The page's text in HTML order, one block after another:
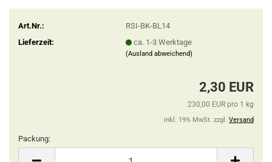
Art.Nr.:
RSI-BK-BL14
Lieferzeit:
ca. 1-3 Werktage
(Ausland abweichend)
2,30 EUR
230,00 EUR pro 1 kg
inkl. 19% MwSt. zzgl. Versand
Packung: